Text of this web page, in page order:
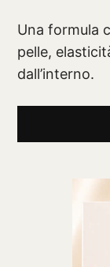
Una formula
pelle,
dall’interno.